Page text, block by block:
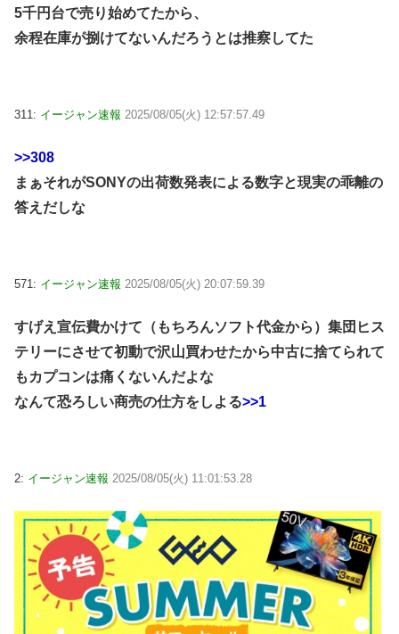
5千円台で売り始めてたから、
余程在庫が捌けてないんだろうとは推察してた
311: イージャン速報 2025/08/05(火) 12:57:57.49
>>308
まぁそれがSONYの出荷数発表による数字と現実の乖離の
答えだしな
571: イージャン速報 2025/08/05(火) 20:07:59.39
すげえ宣伝費かけて（もちろんソフト代金から）集団ヒス
テリーにさせて初動で沢山買わせたから中古に捨てられて
もカプコンは痛くないんだよな
なんて恐ろしい商売の仕方をしよる>>1
2: イージャン速報 2025/08/05(火) 11:01:53.28